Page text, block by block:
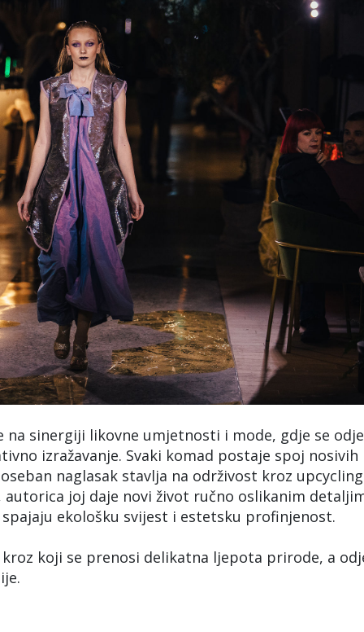
sinergiji likovne umjetnosti i mode, gdje se
izražavanje. Svaki komad postaje spoj nosivih
naglasak stavlja na održivost kroz
autorica joj daje novi život ručno oslikanim
ekološku svijest i estetsku profinjenost.
koji se prenosi delikatna ljepota prirode, a